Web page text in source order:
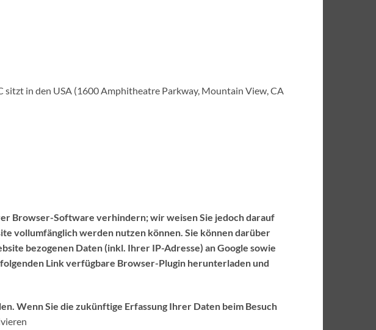
sitzt in den USA (1600 Amphitheatre Parkway, Mountain View, CA
Browser-Software verhindern; wir weisen Sie jedoch darauf
vollumfänglich werden nutzen können. Sie können darüber
bezogenen Daten (inkl. Ihrer IP-Adresse) an Google sowie
Link verfügbare Browser-Plugin herunterladen und
Wenn Sie die zukünftige Erfassung Ihrer Daten beim Besuch